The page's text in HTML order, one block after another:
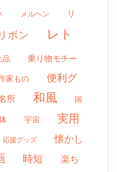
メルヘン リ
リボン
レト
品 乗り物モチー
家もの
便利グ
所 和風 国
宇宙
実用
応援グッズ
懐かし
時短 楽ち